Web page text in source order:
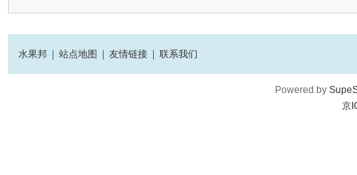
水果邦 站点地图 友情链接 联系我们
Powered by
京